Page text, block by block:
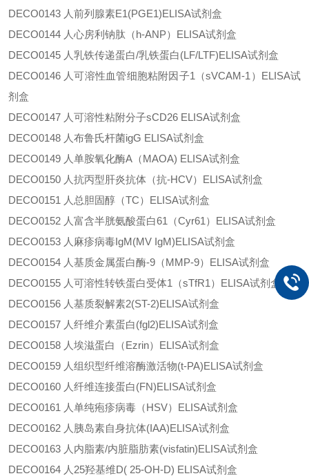
DECO0143 人前列腺素E1(PGE1)ELISA试剂盒
DECO0144 人心房利钠肽（h-ANP）ELISA试剂盒
DECO0145 人乳铁传递蛋白/乳铁蛋白(LF/LTF)ELISA试剂盒
DECO0146 人可溶性血管细胞粘附因子1（sVCAM-1）ELISA试
剂盒
DECO0147 人可溶性粘附分子sCD26 ELISA试剂盒
DECO0148 人布鲁氏杆菌igG ELISA试剂盒
DECO0149 人单胺氧化酶A（MAOA) ELISA试剂盒
DECO0150 人抗丙型肝炎抗体（抗-HCV）ELISA试剂盒
DECO0151 人总胆固醇（TC）ELISA试剂盒
DECO0152 人富含半胱氨酸蛋白61（Cyr61）ELISA试剂盒
DECO0153 人麻疹病毒IgM(MV IgM)ELISA试剂盒
DECO0154 人基质金属蛋白酶-9（MMP-9）ELISA试剂盒
DECO0155 人可溶性转铁蛋白受体1（sTfR1）ELISA试剂盒
DECO0156 人基质裂解素2(ST-2)ELISA试剂盒
DECO0157 人纤维介素蛋白(fgl2)ELISA试剂盒
DECO0158 人埃滋蛋白（Ezrin）ELISA试剂盒
DECO0159 人组织型纤维溶酶激活物(t-PA)ELISA试剂盒
DECO0160 人纤维连接蛋白(FN)ELISA试剂盒
DECO0161 人单纯疱疹病毒（HSV）ELISA试剂盒
DECO0162 人胰岛素自身抗体(IAA)ELISA试剂盒
DECO0163 人内脂素/内脏脂肪素(visfatin)ELISA试剂盒
DECO0164 人 25羟基维D( 25-OH-D) ELISA试剂盒